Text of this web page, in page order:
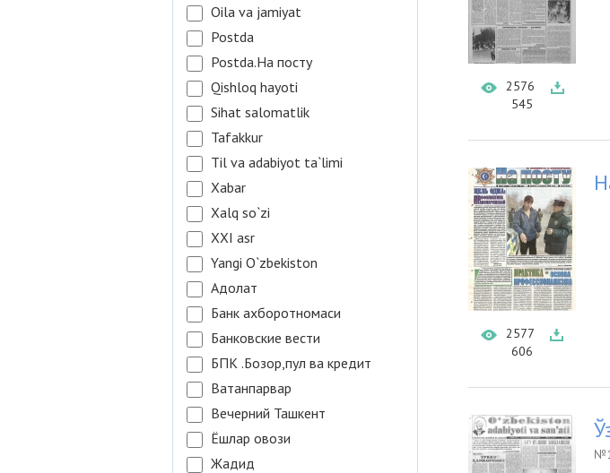
2576
545
2577
606
Oila va jamiyat
Postda
Postda.На посту
Qishloq hayoti
Sihat salomatlik
Tafakkur
Til va adabiyot ta`limi
Xabar
Xalq so`zi
XXI asr
Yangi O`zbekiston
Адолат
Банк ахборотномаси
Банковские вести
БПК .Бозор,пул ва кредит
Ватанпарвар
Вечерний Ташкент
Ёшлар овози
Жадид